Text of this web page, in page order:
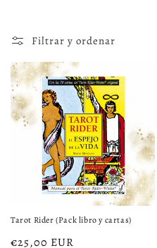
n
:
Filtrar y ordenar
Tarot Rider (Pack libro y cartas)
Precio
€25,00 EUR